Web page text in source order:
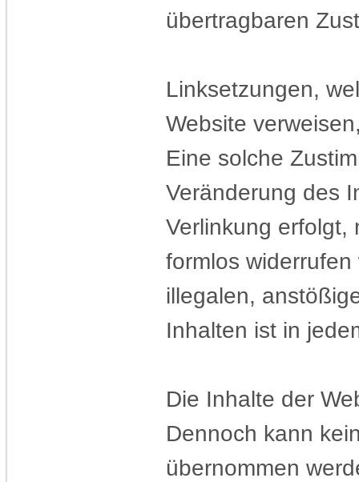
übertragbaren
Linksetzungen,
Website
Eine solche
Veränderung des
Verlinkung erfolgt,
formlos
illegalen,
Inhalten ist in
Die Inhalte der
Dennoch kann
übernommen